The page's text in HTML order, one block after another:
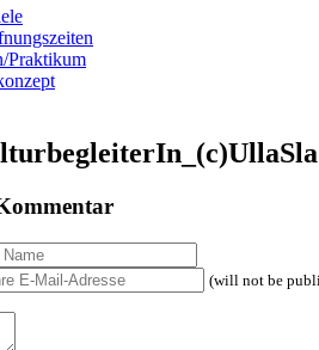
Praktikum
(will not be